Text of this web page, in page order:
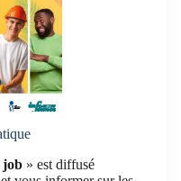
job » est diffusé